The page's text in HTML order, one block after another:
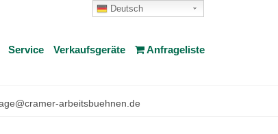
Service Verkaufsgeräte Anfrageliste
arbeitsbuehnen.de
Deutsch